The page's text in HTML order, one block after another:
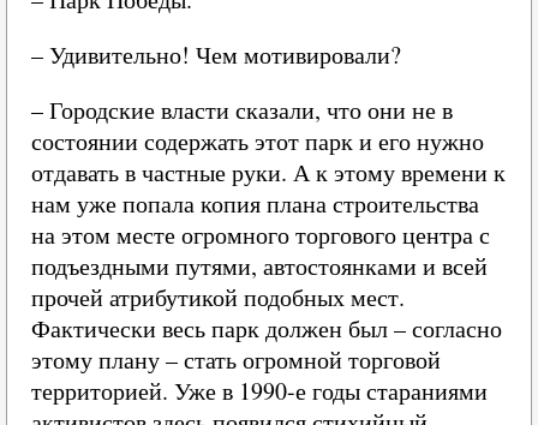
– Удивительно! Чем мотивировали?
– Городские власти сказали, что они не в
состоянии содержать этот парк и его нужно
отдавать в частные руки. А к этому времени к
нам уже попала копия плана строительства
на этом месте огромного торгового центра с
подъездными путями, автостоянками и всей
прочей атрибутикой подобных мест.
Фактически весь парк должен был – согласно
этому плану – стать огромной торговой
территорией. Уже в 1990-е годы стараниями